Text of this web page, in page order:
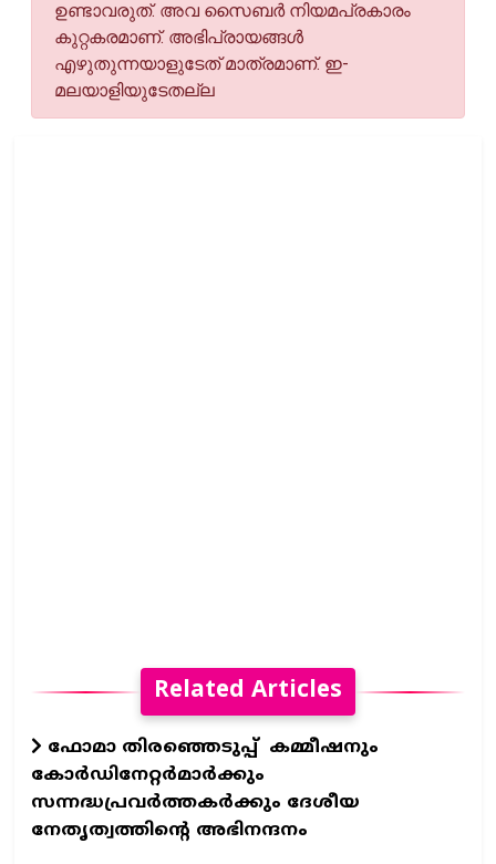
ഉണ്ടാവരുത്. അവ സൈബര്‍ നിയമപ്രകാരം
കുറ്റകരമാണ്. അഭിപ്രായങ്ങള്‍
എഴുതുന്നയാളുടേത് മാത്രമാണ്. ഇ-
മലയാളിയുടേതല്ല
Related Articles
ഫോമാ തിരഞ്ഞെടുപ്പ് കമ്മീഷനും
കോർഡിനേറ്റർമാർക്കും
സന്നദ്ധപ്രവർത്തകർക്കും ദേശീയ
നേതൃത്വത്തിന്റെ അഭിനന്ദനം